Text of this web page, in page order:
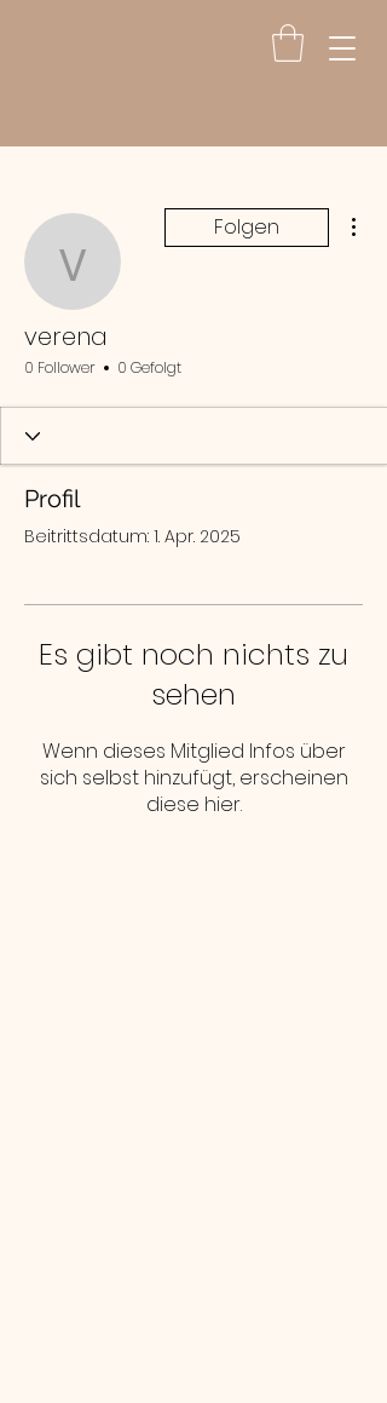
verena
Folgen
verena
0 Follower 0 Gefolgt
Profil
Beitrittsdatum: 1. Apr. 2025
Es gibt noch nichts zu
sehen
Wenn dieses Mitglied Infos über
sich selbst hinzufügt, erscheinen
diese hier.